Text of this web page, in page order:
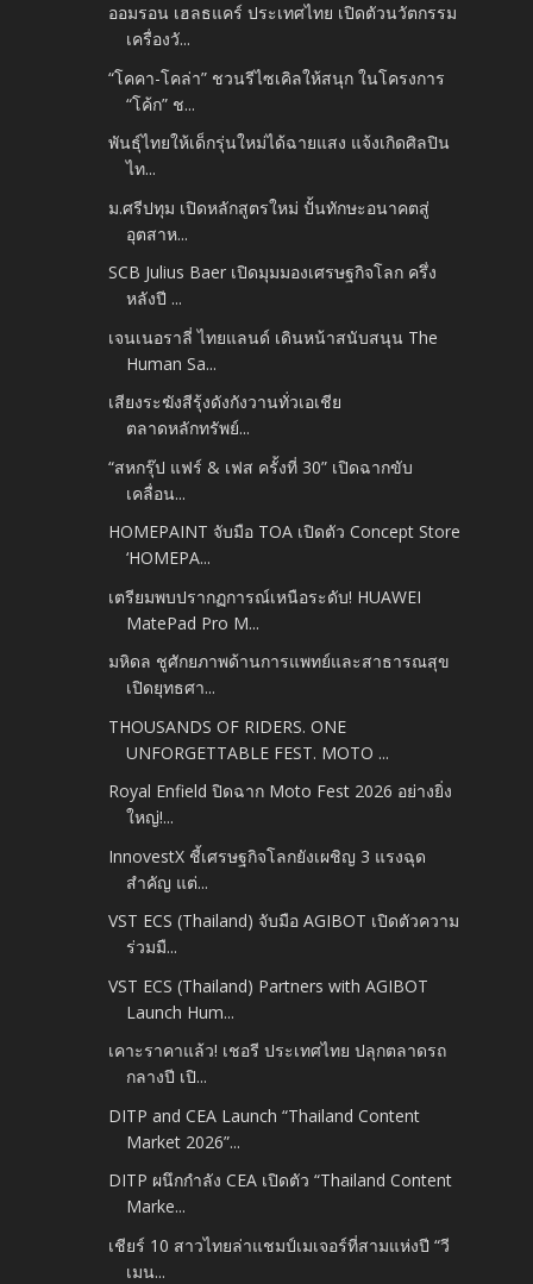
ออมรอน เฮลธแคร์ ประเทศไทย เปิดตัวนวัตกรรม
เครื่องวั...
“โคคา-โคล่า” ชวนรีไซเคิลให้สนุก ในโครงการ
“โค้ก” ช...
พันธุ์ไทยให้เด็กรุ่นใหม่ได้ฉายแสง แจ้งเกิดศิลปิน
ไท...
ม.ศรีปทุม เปิดหลักสูตรใหม่ ปั้นทักษะอนาคตสู่
อุตสาห...
SCB Julius Baer เปิดมุมมองเศรษฐกิจโลก ครึ่ง
หลังปี ...
เจนเนอราลี่ ไทยแลนด์ เดินหน้าสนับสนุน The
Human Sa...
เสียงระฆังสีรุ้งดังกังวานทั่วเอเชีย
ตลาดหลักทรัพย์...
“สหกรุ๊ป แฟร์ & เฟส ครั้งที่ 30” เปิดฉากขับ
เคลื่อน...
HOMEPAINT จับมือ TOA เปิดตัว Concept Store
‘HOMEPA...
เตรียมพบปรากฏการณ์เหนือระดับ! HUAWEI
MatePad Pro M...
มหิดล ชูศักยภาพด้านการแพทย์และสาธารณสุข
เปิดยุทธศา...
THOUSANDS OF RIDERS. ONE
UNFORGETTABLE FEST. MOTO ...
Royal Enfield ปิดฉาก Moto Fest 2026 อย่างยิ่ง
ใหญ่!...
InnovestX ชี้เศรษฐกิจโลกยังเผชิญ 3 แรงฉุด
สำคัญ แต่...
VST ECS (Thailand) จับมือ AGIBOT เปิดตัวความ
ร่วมมื...
VST ECS (Thailand) Partners with AGIBOT
Launch Hum...
เคาะราคาแล้ว! เชอรี ประเทศไทย ปลุกตลาดรถ
กลางปี เปิ...
DITP and CEA Launch “Thailand Content
Market 2026”...
DITP ผนึกกำลัง CEA เปิดตัว “Thailand Content
Marke...
เชียร์ 10 สาวไทยล่าแชมป์เมเจอร์ที่สามแห่งปี “วี
เมน...